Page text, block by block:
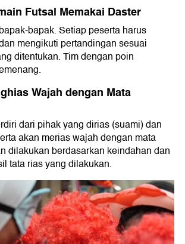
Futsal Memakai Daster
bapak. Setiap peserta harus
mengikuti pertandingan sesuai
ditentukan. Tim dengan poin
Wajah dengan Mata
dari pihak yang dirias (suami) dan
akan merias wajah dengan mata
dilakukan berdasarkan keindahan dan
tata rias yang dilakukan.